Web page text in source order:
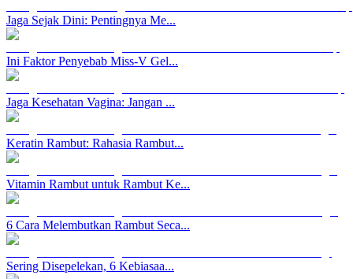
Jaga Sejak Dini: Pentingnya Me...
Ini Faktor Penyebab Miss-V Gel...
Jaga Kesehatan Vagina: Jangan ...
Keratin Rambut: Rahasia Rambut...
Vitamin Rambut untuk Rambut Ke...
6 Cara Melembutkan Rambut Seca...
Sering Disepelekan, 6 Kebiasaa...